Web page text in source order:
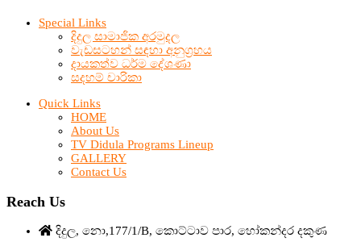
Special Links
දිදුල සාමාජික අරමුදල
වැඩසටහන් සඳහා අනුග්‍රහය
දායකත්ව ධර්ම දේශණා
සදහම් චාරිකා
Quick Links
HOME
About Us
TV Didula Programs Lineup
GALLERY
Contact Us
Reach Us
දිදුල, නො,177/1/B, කොට්ටාව පාර, හෝකන්දර දකුණ